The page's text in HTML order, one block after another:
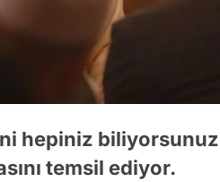
hepiniz
temsil ediyor.